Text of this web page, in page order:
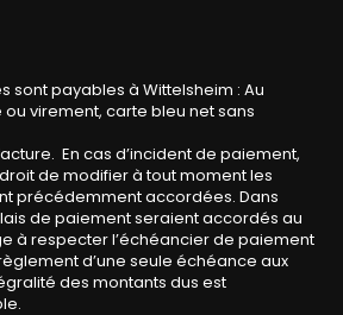
sont payables à Wittelsheim : Au
virement, carte bleu net sans
En cas d’incident de paiement,
de modifier à tout moment les
précédemment accordées. Dans
de paiement seraient accordés au
à respecter l’échéancier de paiement
d’une seule échéance aux
des montants dus est